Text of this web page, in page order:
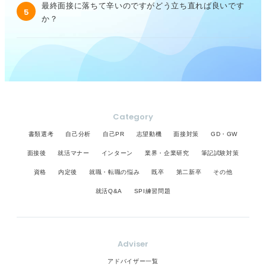
5
最終面接に落ちて辛いのですがどう立ち直れば良いです
か？
Category
書類選考 自己分析 自己PR 志望動機 面接対策 GD・GW
面接後 就活マナー インターン 業界・企業研究 筆記試験対策
資格 内定後 就職・転職の悩み 既卒 第二新卒 その他
就活Q&A SPI練習問題
Adviser
アドバイザー一覧